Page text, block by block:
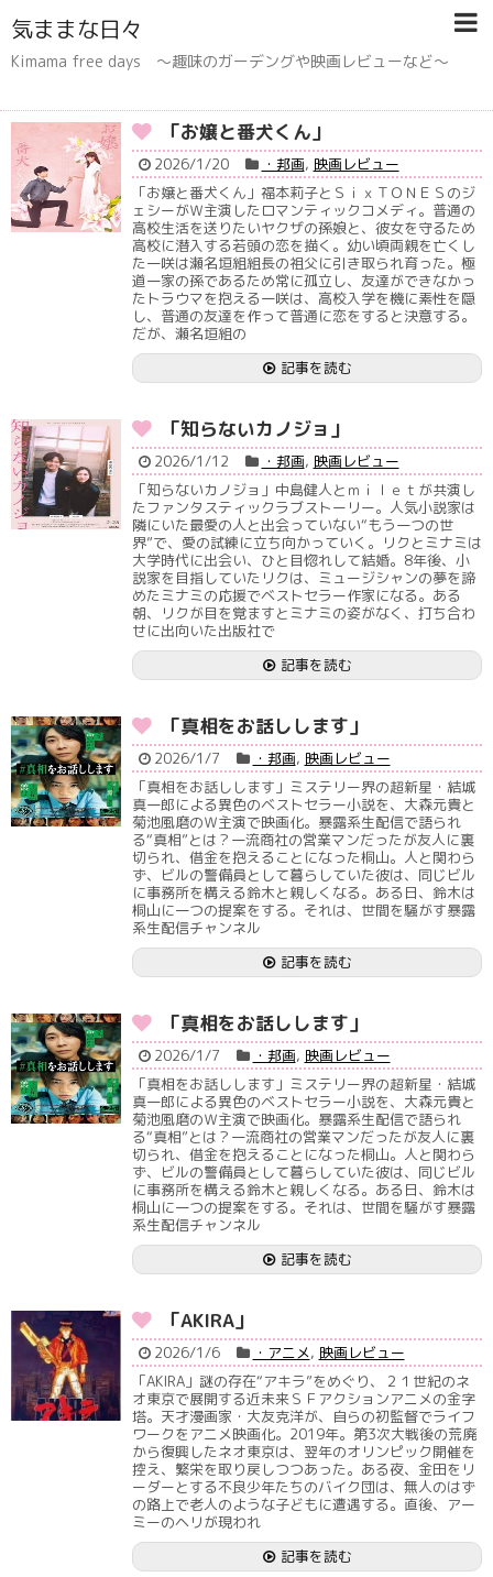
気ままな日々
Kimama free days 〜趣味のガーデングや映画レビューなど〜
「お嬢と番犬くん」
2026/1/20 ・邦画, 映画レビュー
「お嬢と番犬くん」福本莉子とＳｉｘＴＯＮＥＳのジ
ェシーがＷ主演したロマンティックコメディ。普通の
高校生活を送りたいヤクザの孫娘と、彼女を守るため
高校に潜入する若頭の恋を描く。幼い頃両親を亡くし
た一咲は瀬名垣組組長の祖父に引き取られ育った。極
道一家の孫であるため常に孤立し、友達ができなかっ
たトラウマを抱える一咲は、高校入学を機に素性を隠
し、普通の友達を作って普通に恋をすると決意する。
だが、瀬名垣組の
記事を読む
「知らないカノジョ」
2026/1/12 ・邦画, 映画レビュー
「知らないカノジョ」中島健人とｍｉｌｅｔが共演し
たファンタスティックラブストーリー。人気小説家は
隣にいた最愛の人と出会っていない“もう一つの世
界”で、愛の試練に立ち向かっていく。リクとミナミは
大学時代に出会い、ひと目惚れして結婚。8年後、小
説家を目指していたリクは、ミュージシャンの夢を諦
めたミナミの応援でベストセラー作家になる。ある
朝、リクが目を覚ますとミナミの姿がなく、打ち合わ
せに出向いた出版社で
記事を読む
「真相をお話しします」
2026/1/7 ・邦画, 映画レビュー
「真相をお話しします」ミステリー界の超新星・結城
真一郎による異色のベストセラー小説を、大森元貴と
菊池風磨のＷ主演で映画化。暴露系生配信で語られ
る“真相”とは？一流商社の営業マンだったが友人に裏
切られ、借金を抱えることになった桐山。人と関わら
ず、ビルの警備員として暮らしていた彼は、同じビル
に事務所を構える鈴木と親しくなる。ある日、鈴木は
桐山に一つの提案をする。それは、世間を騒がす暴露
系生配信チャンネル
記事を読む
「真相をお話しします」
2026/1/7 ・邦画, 映画レビュー
「真相をお話しします」ミステリー界の超新星・結城
真一郎による異色のベストセラー小説を、大森元貴と
菊池風磨のＷ主演で映画化。暴露系生配信で語られ
る“真相”とは？一流商社の営業マンだったが友人に裏
切られ、借金を抱えることになった桐山。人と関わら
ず、ビルの警備員として暮らしていた彼は、同じビル
に事務所を構える鈴木と親しくなる。ある日、鈴木は
桐山に一つの提案をする。それは、世間を騒がす暴露
系生配信チャンネル
記事を読む
「AKIRA」
2026/1/6 ・アニメ, 映画レビュー
「AKIRA」謎の存在“アキラ”をめぐり、２１世紀のネ
オ東京で展開する近未来ＳＦアクションアニメの金字
塔。天才漫画家・大友克洋が、自らの初監督でライフ
ワークをアニメ映画化。2019年。第3次大戦後の荒廃
から復興したネオ東京は、翌年のオリンピック開催を
控え、繁栄を取り戻しつつあった。ある夜、金田をリ
ーダーとする不良少年たちのバイク団は、無人のはず
の路上で老人のような子どもに遭遇する。直後、アー
ミーのヘリが現われ
記事を読む